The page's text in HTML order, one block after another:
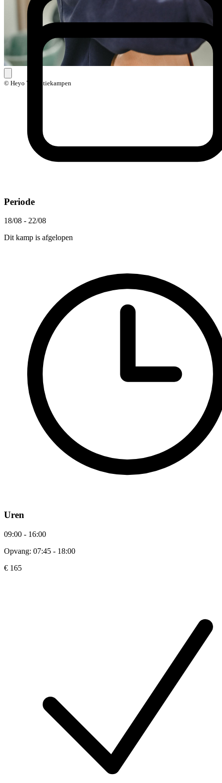
© Heyo Vakantiekampen
Periode
18/08 - 22/08
Dit kamp is afgelopen
Uren
09:00 - 16:00
Opvang: 07:45 - 18:00
€ 165